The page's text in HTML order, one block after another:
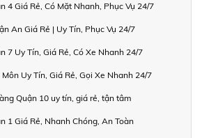
4 Giá Rẻ, Có Mặt Nhanh, Phục Vụ 24/7
An Giá Rẻ | Uy Tín, Phục Vụ 24/7
7 Uy Tín, Giá Rẻ, Có Xe Nhanh 24/7
Uy Tín, Giá Rẻ, Gọi Xe Nhanh 24/7
Quận 10 uy tín, giá rẻ, tận tâm
1 Giá Rẻ, Nhanh Chóng, An Toàn